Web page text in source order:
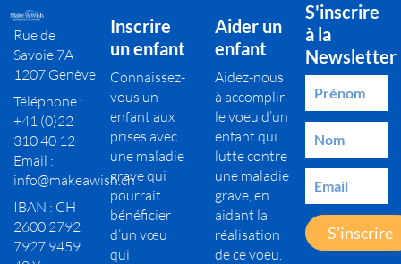
Rue de
Savoie 7A
1207 Genève
Téléphone :
+41 (0)22
310 40 12
Email :
info@makeawish.ch
IBAN : CH
2600 2792
7927 9459
Inscrire
un enfant
Connaissez-
vous un
enfant aux
prises avec
une maladie
grave qui
pourrait
bénéficier
d’un vœu
qui
Aider un
enfant
Aidez-nous
à accomplir
le voeu d’un
enfant qui
lutte contre
une maladie
grave, en
aidant la
réalisation
de ce voeu.
S'inscrire
à la
Newsletter
S'inscrire